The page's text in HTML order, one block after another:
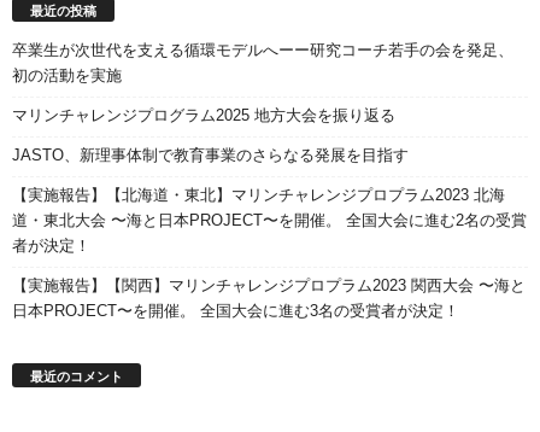
最近の投稿
卒業生が次世代を支える循環モデルへーー研究コーチ若手の会を発足、
初の活動を実施
マリンチャレンジプログラム2025 地方大会を振り返る
JASTO、新理事体制で教育事業のさらなる発展を目指す
【実施報告】【北海道・東北】マリンチャレンジプロプラム2023 北海
道・東北大会 〜海と日本PROJECT〜を開催。 全国大会に進む2名の受賞
者が決定！
【実施報告】【関西】マリンチャレンジプロプラム2023 関西大会 〜海と
日本PROJECT〜を開催。 全国大会に進む3名の受賞者が決定！
最近のコメント